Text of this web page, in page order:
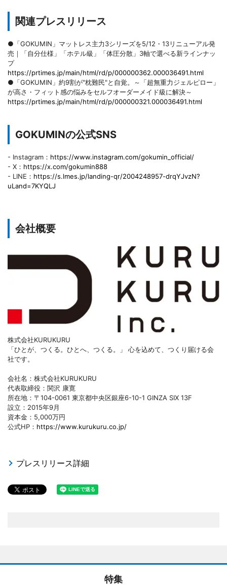
関連プレスリリース
●「GOKUMIN」マットレス主力3シリーズを5/12・13リニューアル発
売｜「自分仕様」「ホテル級」「体圧分散」3軸で選べる新ラインナッ
プ
https://prtimes.jp/main/html/rd/p/000000362.000036491.html
●「GOKUMIN」約9割が"枕難民"と自覚。～「超無重力ジェルピロー」
が高さ・フィット感の悩みをセルフオーダーメイド級に解決～
https://prtimes.jp/main/html/rd/p/000000321.000036491.html
GOKUMINの公式SNS
- Instagram： https://www.instagram.com/gokumin_official/
- X： https://x.com/gokumin888
- LINE： https://s.lmes.jp/landing-qr/2004248957-drqYJvzN?
uLand=7KYQLJ
会社概要
株式会社KURUKURU
「ひとが、つくる。ひとへ、つくる。」 心を込めて、つくり届ける会
社です。
会社名：株式会社KURUKURU
代表取締役：関沢 康寛
所在地：〒104-0061 東京都中央区銀座6-10-1 GINZA SIX 13F
設立：2015年9月
資本金：5,000万円
公式HP： https://www.kurukuru.co.jp/
プレスリリース詳細
特集